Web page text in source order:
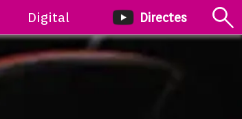
Digital Directes